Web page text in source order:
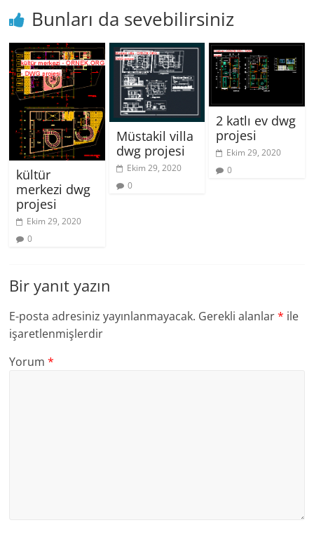
Bunları da sevebilirsiniz
kültür
merkezi dwg
projesi
Ekim 29, 2020
0
Müstakil villa
dwg projesi
Ekim 29, 2020
0
2 katlı ev dwg
projesi
Ekim 29, 2020
0
Bir yanıt yazın
E-posta adresiniz yayınlanmayacak. Gerekli alanlar* ile
işaretlenmişlerdir
Yorum*